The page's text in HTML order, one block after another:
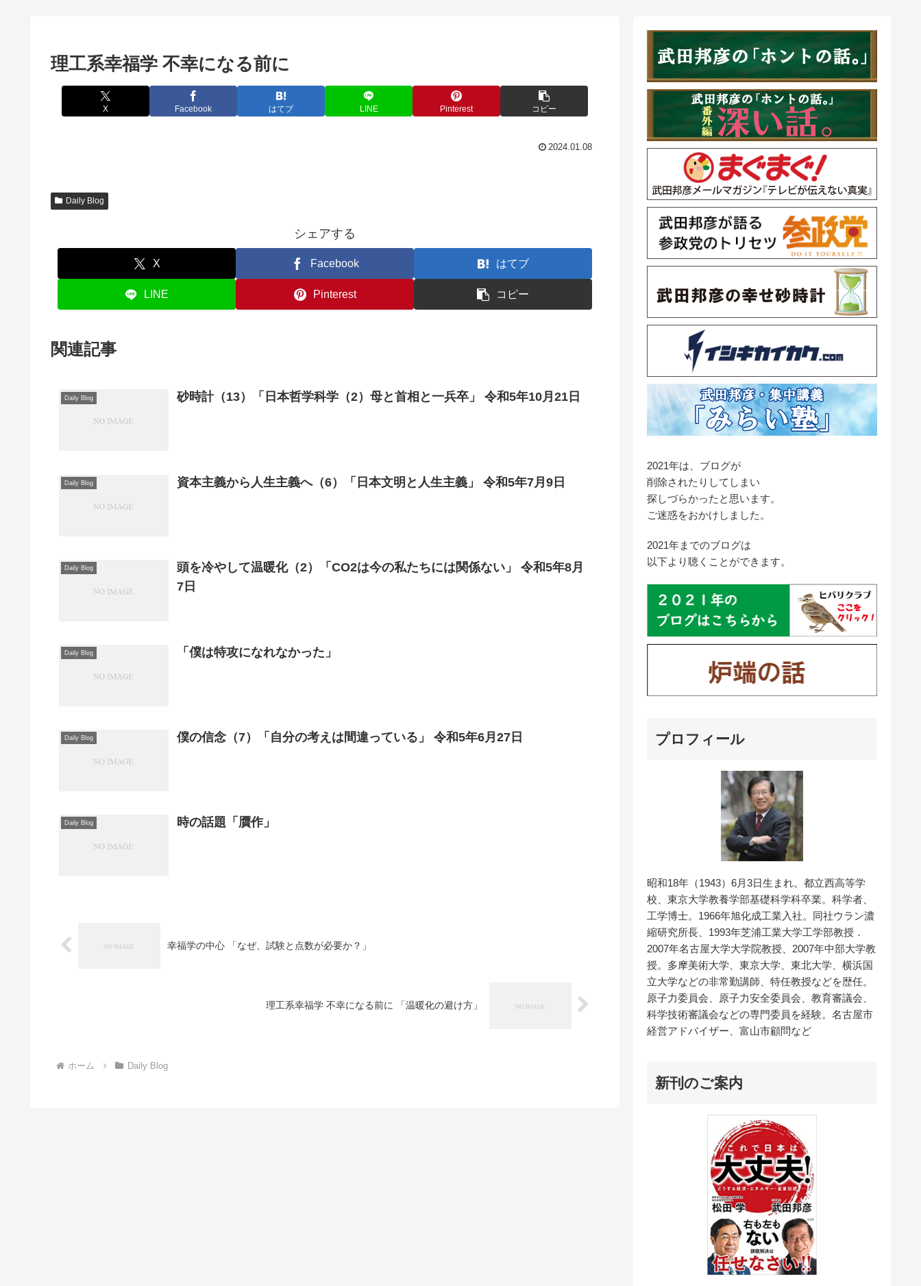
理工系幸福学 不幸になる前に
X Facebook はてブ LINE Pinterest コピー
2024.01.08
Daily Blog
シェアする
X Facebook はてブ
LINE Pinterest コピー
関連記事
Daily Blog 砂時計（13）「日本哲学科学（2）母と首相と一兵卒」 令和5年10月21日
Daily Blog 資本主義から人生主義へ（6）「日本文明と人生主義」 令和5年7月9日
Daily Blog
頭を冷やして温暖化（2）「CO2は今の私たちには関係ない」 令和5年8月
7日
Daily Blog 「僕は特攻になれなかった」
Daily Blog 僕の信念（7）「自分の考えは間違っている」 令和5年6月27日
Daily Blog 時の話題「贋作」
幸福学の中心 「なぜ、試験と点数が必要か？」
理工系幸福学 不幸になる前に 「温暖化の避け方」
ホーム Daily Blog
2021年は、ブログが
削除されたりしてしまい
探しづらかったと思います。
ご迷惑をおかけしました。
2021年までのブログは
以下より聴くことができます。
プロフィール
昭和18年（1943）6月3日生まれ。都立西高等学
校、東京大学教養学部基礎科学科卒業。科学者、
工学博士。1966年旭化成工業入社。同社ウラン濃
縮研究所長、1993年芝浦工業大学工学部教授．
2007年名古屋大学大学院教授、2007年中部大学教
授。多摩美術大学、東京大学、東北大学、横浜国
立大学などの非常勤講師、特任教授などを歴任。
原子力委員会、原子力安全委員会、教育審議会、
科学技術審議会などの専門委員を経験。名古屋市
経営アドバイザー、富山市顧問など
新刊のご案内